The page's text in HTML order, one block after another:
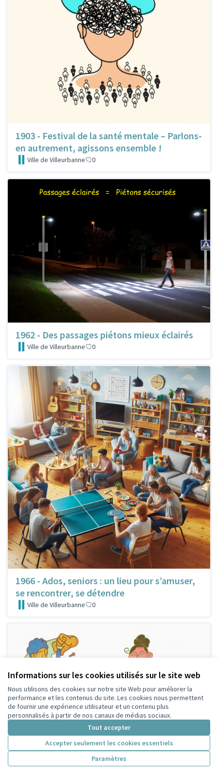
Informations sur les cookies utilisés sur le site web
Nous utilisons des cookies sur notre site Web pour améliorer la
performance et les contenus du site. Les cookies nous permettent
de fournir une expérience utilisateur et un contenu plus
personnalisés à partir de nos canaux de médias sociaux.
Tout accepter
Accepter seulement les cookies essentiels
Paramètres
1903 - Festival de la santé mentale – Parlons-
en autrement, agissons ensemble !
Ville de Villeurbanne 0
1962 - Des passages piétons mieux éclairés
Ville de Villeurbanne 0
1966 - Ados, seniors : un lieu pour s’amuser,
se rencontrer, se détendre
Ville de Villeurbanne 0